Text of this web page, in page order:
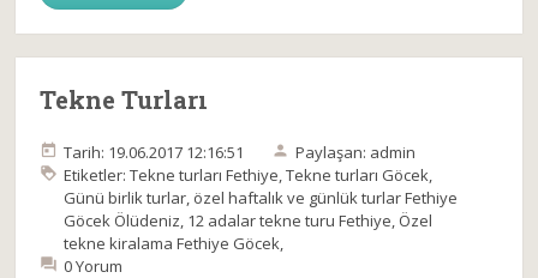
Tekne Turları
Tarih: 19.06.2017 12:16:51
Paylaşan: admin
Etiketler:Tekne turları Fethiye,Tekne turları Göcek,
Günü birlik turlar, özel haftalık ve günlük turlar Fethiye
Göcek Ölüdeniz, 12 adalar tekne turu Fethiye, Özel
tekne kiralama Fethiye Göcek,
0 Yorum